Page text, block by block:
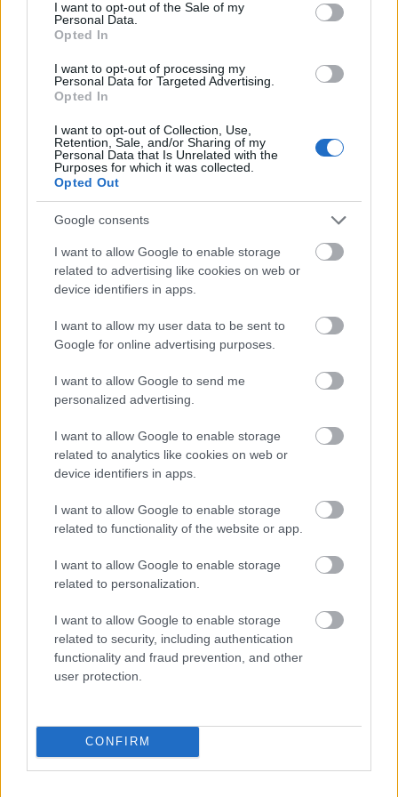
I want to opt-out of the Sale of my
Personal Data.
Opted In
I want to opt-out of processing my
Personal Data for Targeted Advertising.
Opted In
I want to opt-out of Collection, Use,
Retention, Sale, and/or Sharing of my
Personal Data that Is Unrelated with the
Purposes for which it was collected.
Opted Out
Google consents
I want to allow Google to enable storage
related to advertising like cookies on web or
device identifiers in apps.
I want to allow my user data to be sent to
Google for online advertising purposes.
I want to allow Google to send me
personalized advertising.
I want to allow Google to enable storage
related to analytics like cookies on web or
device identifiers in apps.
I want to allow Google to enable storage
related to functionality of the website or app.
I want to allow Google to enable storage
related to personalization.
I want to allow Google to enable storage
related to security, including authentication
functionality and fraud prevention, and other
user protection.
CONFIRM
muligheter til å arrangere internasjonale
mesterskap.
Nasjonalanlegg har blant annet rett til å søke om
statlige tilskudd til utbygging, ombygging og
vedlikehold på opp til 50 prosent av
byggekostnadene.
Fjernes denne statusen, kan det blant annet få
direkte konsekvenser dersom Norge søker om å
Holmenkollen i framtida.
femmila tilbake i Holmenkollen. Men formatet for
den ikoniske øvelsen blir noe helt annet enn
tidligere.
Gjør drastisk endring på femmila i Kollen: – Her
synes jeg FIS bommer grovt
Følgende anlegg har status som
Kvitfjell, alpine fartsdisipliner
Holmenkollen nasjonalanlegg, nordiske
grener
Holmenkollen nasjonalanlegg, skiskyting